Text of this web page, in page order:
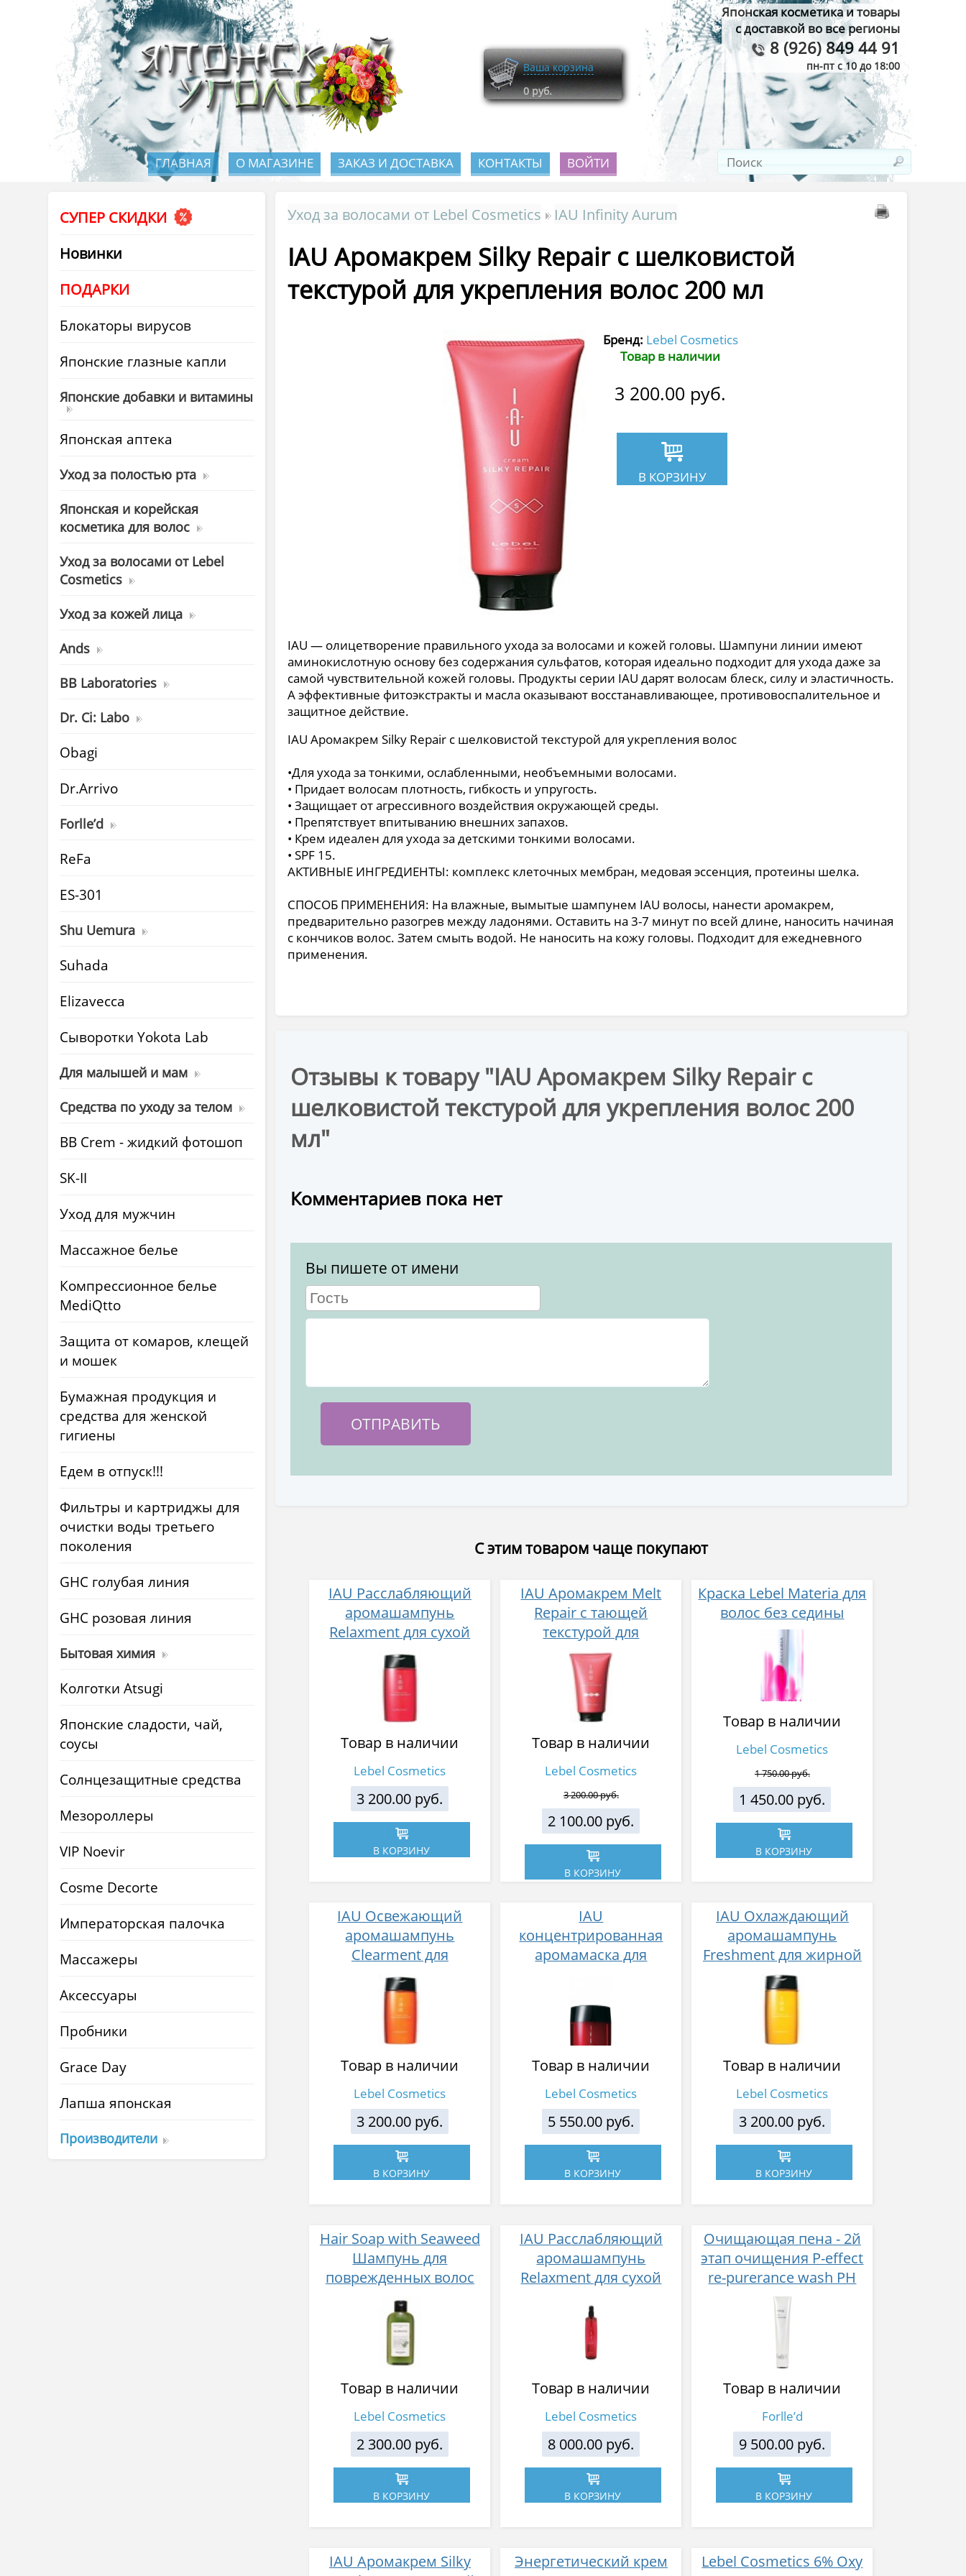
Японская косметика и товары
с доставкой во все регионы
8 (926) 849 44 91
пн-пт с 10 до 18:00
Ваша корзина
0 руб.
ГЛАВНАЯ О МАГАЗИНЕ ЗАКАЗ И ДОСТАВКА КОНТАКТЫ ВОЙТИ
СУПЕР СКИДКИ
Новинки
ПОДАРКИ
Блокаторы вирусов
Японские глазные капли
Японские добавки и витамины
Японская аптека
Уход за полостью рта
Японская и корейская
косметика для волос
Уход за волосами от Lebel
Cosmetics
Уход за кожей лица
Ands
BB Laboratories
Dr. Ci: Labo
Obagi
Dr.Arrivo
Forlle’d
ReFa
ES-301
Shu Uemura
Suhada
Elizavecca
Cыворотки Yokota Lab
Для малышей и мам
Средства по уходу за телом
BB Crem - жидкий фотошоп
SK-II
Уход для мужчин
Массажное белье
Компрессионное белье
MediQtto
Защита от комаров, клещей
и мошек
Бумажная продукция и
средства для женской
гигиены
Едем в отпуск!!!
Фильтры и картриджы для
очистки воды третьего
поколения
GHC голубая линия
GHC розовая линия
Бытовая химия
Колготки Atsugi
Японские сладости, чай,
соусы
Солнцезащитные средства
Мезороллеры
VIP Noevir
Cosme Decorte
Императорская палочка
Массажеры
Аксессуары
Пробники
Grace Day
Лапша японская
Производители
Уход за волосами от Lebel Cosmetics IAU Infinity Aurum
IAU Аромакрем Silky Repair с шелковистой
текстурой для укрепления волос 200 мл
Бренд: Lebel Cosmetics
Товар в наличии
3 200.00 руб.
В КОРЗИНУ
IAU — олицетворение правильного ухода за волосами и кожей головы. Шампуни линии имеют
аминокислотную основу без содержания сульфатов, которая идеально подходит для ухода даже за
самой чувствительной кожей головы. Продукты серии IAU дарят волосам блеск, силу и эластичность.
А эффективные фитоэкстракты и масла оказывают восстанавливающее, противовоспалительное и
защитное действие.
IAU Аромакрем Silky Repair с шелковистой текстурой для укрепления волос
•Для ухода за тонкими, ослабленными, необъемными волосами.
• Придает волосам плотность, гибкость и упругость.
• Защищает от агрессивного воздействия окружающей среды.
• Препятствует впитыванию внешних запахов.
• Крем идеален для ухода за детскими тонкими волосами.
• SPF 15.
АКТИВНЫЕ ИНГРЕДИЕНТЫ: комплекс клеточных мембран, медовая эссенция, протеины шелка.
СПОСОБ ПРИМЕНЕНИЯ: На влажные, вымытые шампунем IAU волосы, нанести аромакрем,
предварительно разогрев между ладонями. Оставить на 3-7 минут по всей длине, наносить начиная
с кончиков волос. Затем смыть водой. Не наносить на кожу головы. Подходит для ежедневного
применения.
Отзывы к товару "IAU Аромакрем Silky Repair с
шелковистой текстурой для укрепления волос 200
мл"
Комментариев пока нет
Вы пишете от имени
С этим товаром чаще покупают
IAU Расслабляющий
аромашампунь
Relaxment для сухой
кожи головы 200 мл
Товар в наличии
Lebel Cosmetics
3 200.00 руб.
В КОРЗИНУ
IAU Аромакрем Melt
Repair с тающей
текстурой для
увлажнения волос 200
мл
Товар в наличии
Lebel Cosmetics
3 200.00 руб.
2 100.00 руб.
В КОРЗИНУ
Краска Lebel Materia для
волос без седины
Товар в наличии
Lebel Cosmetics
1 750.00 руб.
1 450.00 руб.
В КОРЗИНУ
IAU Освежающий
аромашампунь
Clearment для
нормальной кожи
головы 200 мл
Товар в наличии
Lebel Cosmetics
3 200.00 руб.
В КОРЗИНУ
IAU
концентрированная
аромамаска для
Товар в наличии
Lebel Cosmetics
5 550.00 руб.
В КОРЗИНУ
IAU Охлаждающий
аромашампунь
Freshment для жирной
кожи головы 200 мл
Товар в наличии
Lebel Cosmetics
3 200.00 руб.
В КОРЗИНУ
Hair Soap with Seaweed
Шампунь для
поврежденных волос
морские водоросли 240
мл
Товар в наличии
Lebel Cosmetics
2 300.00 руб.
В КОРЗИНУ
IAU Расслабляющий
аромашампунь
Relaxment для сухой
Товар в наличии
Lebel Cosmetics
8 000.00 руб.
В КОРЗИНУ
Очищающая пена - 2й
этап очищения P-effect
re-purerance wash РН
9.0-11.0
Товар в наличии
Forlle’d
9 500.00 руб.
В КОРЗИНУ
IAU Аромакрем Silky
Энергетический крем
Lebel Cosmetics 6% Oxy